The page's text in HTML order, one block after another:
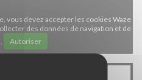
vous devez accepter les cookies Waze
des données de navigation et de
Autoriser